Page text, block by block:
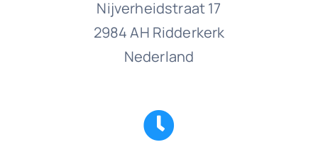
Nijverheidstraat 17
2984 AH Ridderkerk
Nederland